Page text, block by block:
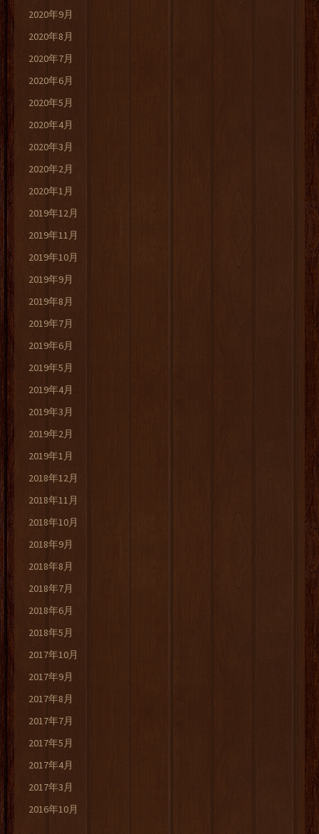
2020年9月
2020年8月
2020年7月
2020年6月
2020年5月
2020年4月
2020年3月
2020年2月
2020年1月
2019年12月
2019年11月
2019年10月
2019年9月
2019年8月
2019年7月
2019年6月
2019年5月
2019年4月
2019年3月
2019年2月
2019年1月
2018年12月
2018年11月
2018年10月
2018年9月
2018年8月
2018年7月
2018年6月
2018年5月
2017年10月
2017年9月
2017年8月
2017年7月
2017年5月
2017年4月
2017年3月
2016年10月